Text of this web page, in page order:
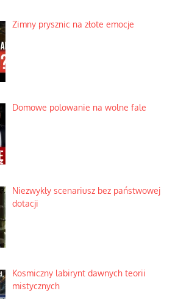
Zimny prysznic na złote emocje
Domowe polowanie na wolne fale
Niezwykły scenariusz bez państwowej
dotacji
Kosmiczny labirynt dawnych teorii
mistycznych